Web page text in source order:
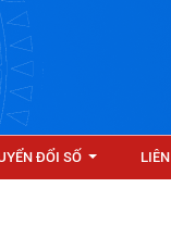
ĐỔI SỐ